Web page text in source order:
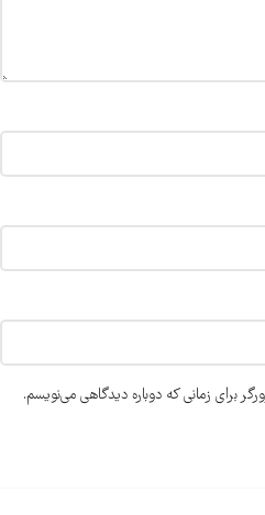
برای زمانی که دوباره دیدگاهی می‌نویسم.